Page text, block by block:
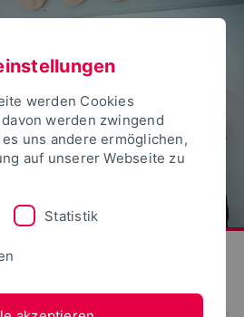
werden Cookies
werden zwingend
uns andere ermöglichen,
auf unserer Webseite zu
Statistik